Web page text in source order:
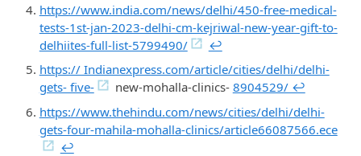
https://www.india.com/news/delhi/450-free-medical-
tests-1st-jan-2023-delhi-cm-kejriwal-new-year-gift-to-
delhiites-full-list-5799490/
↩︎
https:// Indianexpress.com/article/cities/delhi/delhi-
gets- five-
new-mohalla-clinics- 8904529/ ↩︎
https://www.thehindu.com/news/cities/delhi/delhi-
gets-four-mahila-mohalla-clinics/article66087566.ece
↩︎